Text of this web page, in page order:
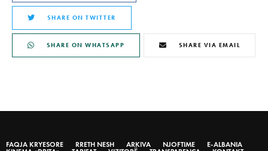
SHARE ON TWITTER
SHARE ON WHATSAPP SHARE VIA EMAIL
FAQJA KRYESORE RRETH NESH ARKIVA NJOFTIME
E-ALBANIA